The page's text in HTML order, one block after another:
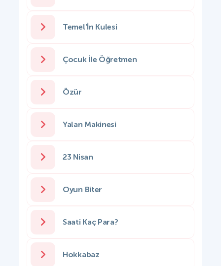
Temel'İn Kulesi
Çocuk İle Öğretmen
Özür
Yalan Makinesi
23 Nisan
Oyun Biter
Saati Kaç Para?
Hokkabaz